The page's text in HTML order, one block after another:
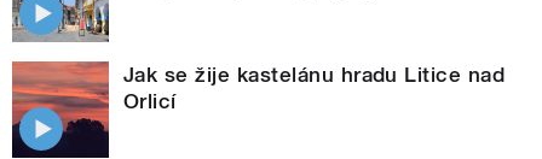
Jak se žije kastelánu hradu Litice nad
Orlicí